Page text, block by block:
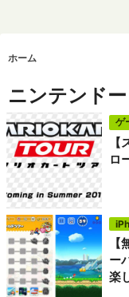
ホーム
ニンテンドー
ゲ
ロ
ー
楽